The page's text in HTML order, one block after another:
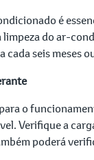
é
do ar-
cada seis meses
o
Verifique a
poderá